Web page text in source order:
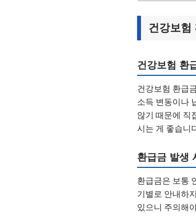
건강보험
건강보험 환
건강보험 환급
소득 변동이나
않기 때문에 직
시는 게 좋습니
환급금 발생
환급금은 보통
기별로 안내하
있으니 주의해